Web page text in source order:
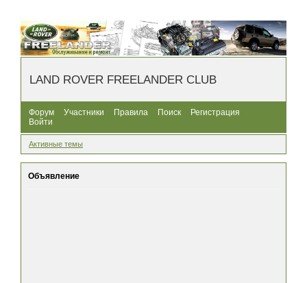
LAND ROVER FREELANDER CLUB
Форум Участники Правила Поиск
Регистрация
Войти
Активные темы
Объявление